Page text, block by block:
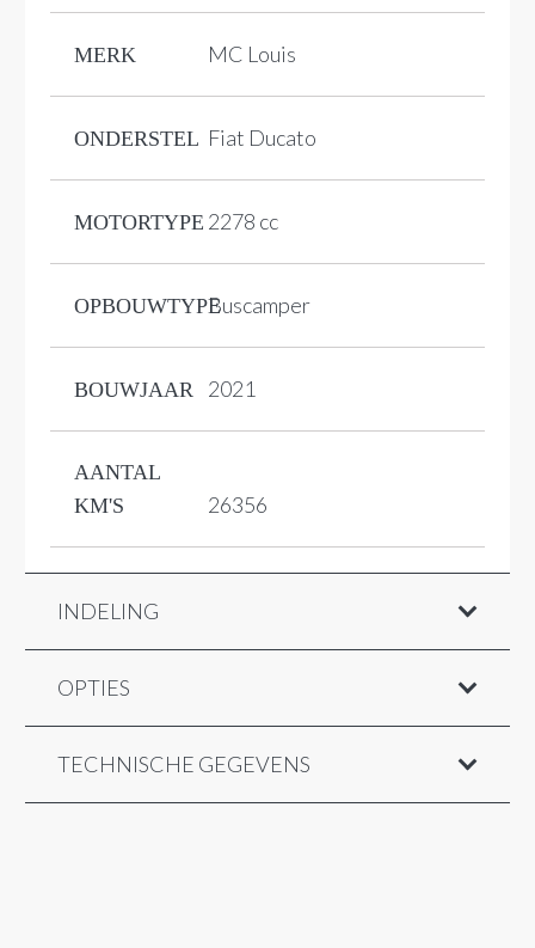
MERK MC Louis
ONDERSTEL Fiat Ducato
MOTORTYPE 2278 cc
OPBOUWTYPEBuscamper
BOUWJAAR 2021
AANTAL
KM'S
26356
INDELING
OPTIES
TECHNISCHE GEGEVENS